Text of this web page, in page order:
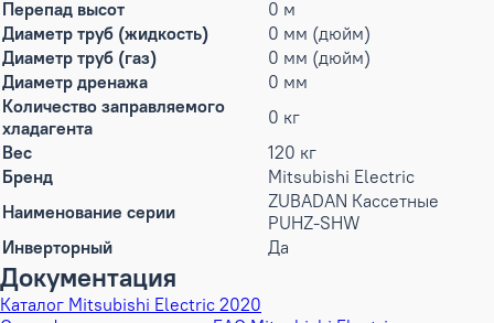
Перепад высот
0 м
Диаметр труб (жидкость)
0 мм (дюйм)
Диаметр труб (газ)
0 мм (дюйм)
Диаметр дренажа
0 мм
Количество заправляемого
хладагента
0 кг
Вес
120 кг
Бренд
Mitsubishi Electric
Наименование серии
ZUBADAN Кассетные
PUHZ-SHW
Инверторный
Да
Документация
Каталог Mitsubishi Electric 2020